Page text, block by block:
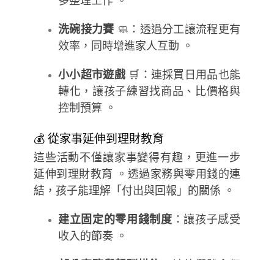
洗碗接力賽🧼：透過分工讓流程更有
效率，同時增進家人互動 。
小小超市遊戲🛒：連採買日用品也能
轉化，讓孩子練習找商品、比價格與
控制預算 。
💰 從家事延伸到理財教育
這些活動不僅讓家事變得有趣，更進一步
延伸到理財教育 。透過家務與零用錢的連
結，孩子能理解「付出與回報」的關係 。
建立固定的零用錢制度 ：讓孩子感受
收入的節奏 。